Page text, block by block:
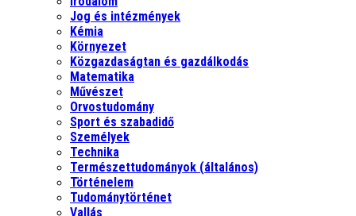
Jog és intézmények
Kémia
Környezet
Közgazdaságtan és gazdálkodás
Matematika
Művészet
Orvostudomány
Sport és szabadidő
Személyek
Technika
Természettudományok (általános)
Történelem
Tudománytörténet
Vallás